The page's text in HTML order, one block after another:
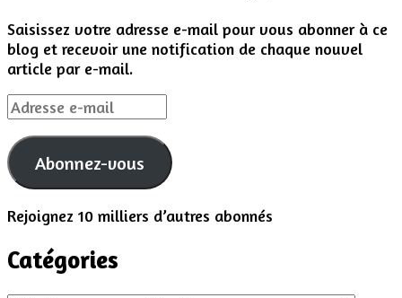
Saisissez votre adresse e-mail pour vous abonner à ce
blog et recevoir une notification de chaque nouvel
article par e-mail.
Adresse
e-
mail
Abonnez-vous
Rejoignez 10 milliers d’autres abonnés
Catégories